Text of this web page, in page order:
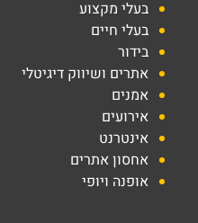
בעלי מקצוע
בעלי חיים
בידור
אתרים ושיווק דיגיטלי
אמנים
אירועים
אינטרנט
אחסון אתרים
אופנה ויופי